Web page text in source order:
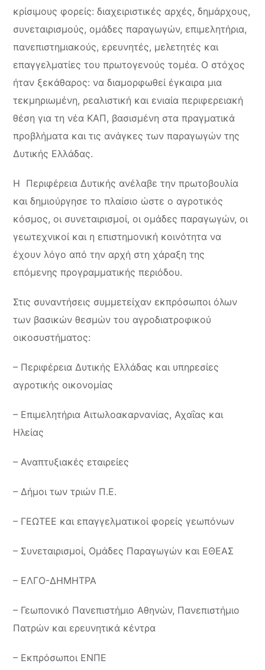
κρίσιμους φορείς: διαχειριστικές αρχές, δημάρχους,
συνεταιρισμούς, ομάδες παραγωγών, επιμελητήρια,
πανεπιστημιακούς, ερευνητές, μελετητές και
επαγγελματίες του πρωτογενούς τομέα. Ο στόχος
ήταν ξεκάθαρος: να διαμορφωθεί έγκαιρα μια
τεκμηριωμένη, ρεαλιστική και ενιαία περιφερειακή
θέση για τη νέα ΚΑΠ, βασισμένη στα πραγματικά
προβλήματα και τις ανάγκες των παραγωγών της
Δυτικής Ελλάδας.
Η Περιφέρεια Δυτικής ανέλαβε την πρωτοβουλία
και δημιούργησε το πλαίσιο ώστε ο αγροτικός
κόσμος, οι συνεταιρισμοί, οι ομάδες παραγωγών, οι
γεωτεχνικοί και η επιστημονική κοινότητα να
έχουν λόγο από την αρχή στη χάραξη της
επόμενης προγραμματικής περιόδου.
Στις συναντήσεις συμμετείχαν εκπρόσωποι όλων
των βασικών θεσμών του αγροδιατροφικού
οικοσυστήματος:
– Περιφέρεια Δυτικής Ελλάδας και υπηρεσίες
αγροτικής οικονομίας
– Επιμελητήρια Αιτωλοακαρνανίας, Αχαΐας και
Ηλείας
– Αναπτυξιακές εταιρείες
– Δήμοι των τριών Π.Ε.
– ΓΕΩΤΕΕ και επαγγελματικοί φορείς γεωπόνων
– Συνεταιρισμοί, Ομάδες Παραγωγών και ΕΘΕΑΣ
– ΕΛΓΟ-ΔΗΜΗΤΡΑ
– Γεωπονικό Πανεπιστήμιο Αθηνών, Πανεπιστήμιο
Πατρών και ερευνητικά κέντρα
– Εκπρόσωποι ΕΝΠΕ